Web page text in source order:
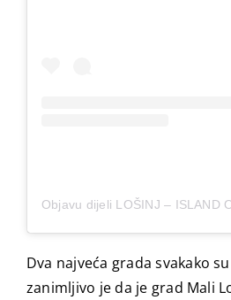
Dva najveća grada svakako
zanimljivo je da je grad Mali